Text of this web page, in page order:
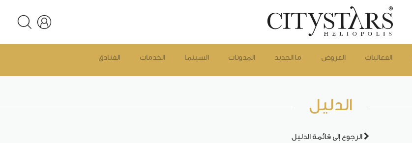
الفنادق الخدمات السينما المدونات ما الجديد العروض الفعاليات
الدليل
الرجوع إلى قائمة الدليل